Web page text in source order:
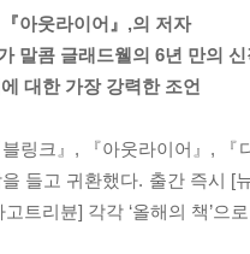
아웃라이어』,의 저자
말콤 글래드웰의 6년 만의
대한 가장 강력한 조언
블링크』, 『아웃라이어』,
들고 귀환했다. 출간 즉시 [
트리뷴] 각각 ‘올해의 책’으